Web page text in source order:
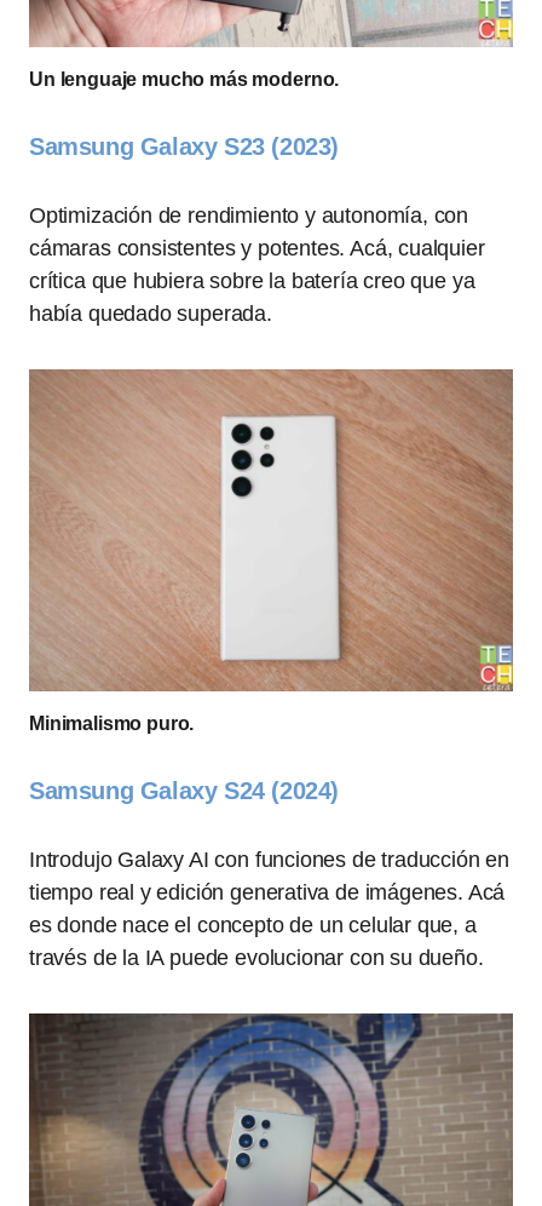
Un lenguaje mucho más moderno.
Samsung Galaxy S23 (2023)
Optimización de rendimiento y autonomía, con
cámaras consistentes y potentes. Acá, cualquier
crítica que hubiera sobre la batería creo que ya
había quedado superada.
Minimalismo puro.
Samsung Galaxy S24 (2024)
Introdujo Galaxy AI con funciones de traducción en
tiempo real y edición generativa de imágenes. Acá
es donde nace el concepto de un celular que, a
través de la IA puede evolucionar con su dueño.